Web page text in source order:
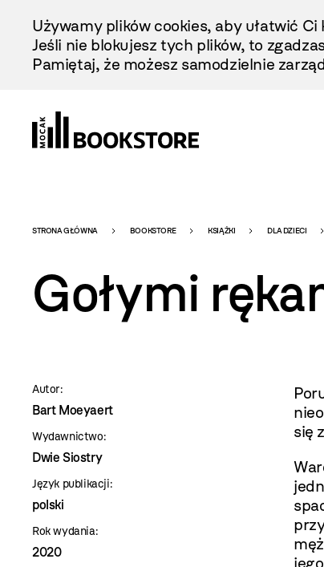
Treści
Używamy plików cookies, aby ułatwić
Jeśli nie blokujesz tych plików, to
Pamiętaj, że możesz samodzielnie
Bookstore
-
szablon
szczegóły
STRONA GŁÓWNA BOOKSTORE KSIĄŻKI DLA DZIECI
Gołymi
Autor:
Bart Moeyaert
Wydawnictwo:
Dwie Siostry
Język publikacji:
polski
Rok wydania:
2020
się